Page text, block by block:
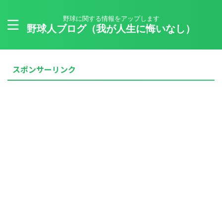
野球に関する情報をアップします
野球人ブログ（我が人生に悔いなし）
スポンサーリンク